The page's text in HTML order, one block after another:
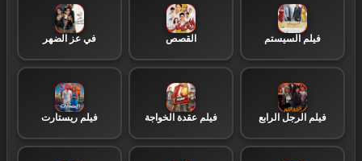
قنوات أفلام ودراما 48
قنوات بث مباشر 53
قنوات رياضية 24
فيلم السيستم القصص في عز الضهر
فيلم الرجل الرابع فيلم عقدة الخواجة فيلم ريستارت